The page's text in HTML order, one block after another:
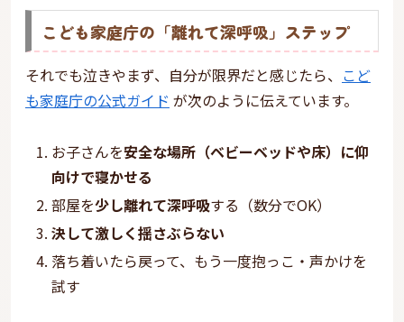
こども家庭庁の「離れて深呼吸」ステップ
それでも泣きやまず、自分が限界だと感じたら、 こど
も家庭庁の公式ガイド が次のように伝えています。
お子さんを安全な場所（ベビーベッドや床）に仰
向けで寝かせる
部屋を少し離れて深呼吸する（数分でOK）
決して激しく揺さぶらない
落ち着いたら戻って、もう一度抱っこ・声かけを
試す